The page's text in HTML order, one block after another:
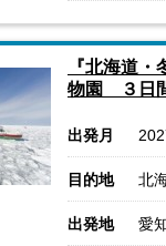
『北海道
物園 ３日
出発月
目的地 北
出発地 愛